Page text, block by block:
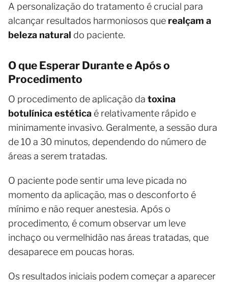
A personalização do tratamento é crucial para
alcançar resultados harmoniosos que realçam a
beleza natural do paciente.
O que Esperar Durante e Após o
Procedimento
O procedimento de aplicação da toxina
botulínica estética é relativamente rápido e
minimamente invasivo. Geralmente, a sessão dura
de 10 a 30 minutos, dependendo do número de
áreas a serem tratadas.
O paciente pode sentir uma leve picada no
momento da aplicação, mas o desconforto é
mínimo e não requer anestesia. Após o
procedimento, é comum observar um leve
inchaço ou vermelhidão nas áreas tratadas, que
desaparece em poucas horas.
Os resultados iniciais podem começar a aparecer